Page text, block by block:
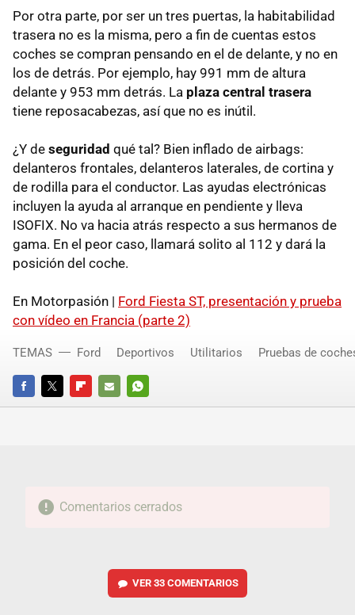
Por otra parte, por ser un tres puertas, la habitabilidad
trasera no es la misma, pero a fin de cuentas estos
coches se compran pensando en el de delante, y no en
los de detrás. Por ejemplo, hay 991 mm de altura
delante y 953 mm detrás. La plaza central trasera
tiene reposacabezas, así que no es inútil.
¿Y de seguridad qué tal? Bien inflado de airbags:
delanteros frontales, delanteros laterales, de cortina y
de rodilla para el conductor. Las ayudas electrónicas
incluyen la ayuda al arranque en pendiente y lleva
ISOFIX. No va hacia atrás respecto a sus hermanos de
gama. En el peor caso, llamará solito al 112 y dará la
posición del coche.
En Motorpasión | Ford Fiesta ST, presentación y prueba
con vídeo en Francia (parte 2)
FACEBOOKTWITTERFLIPBOARD
E-
WHATSAPP
TEMAS Ford Deportivos Utilitarios Pruebas de
Comentarios cerrados
VER 33 COMENTARIOS